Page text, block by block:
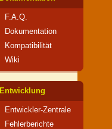
F.A.Q.
Dokumentation
Kompatibilität
Wiki
Entwicklung
Entwickler-Zentrale
Fehlerberichte